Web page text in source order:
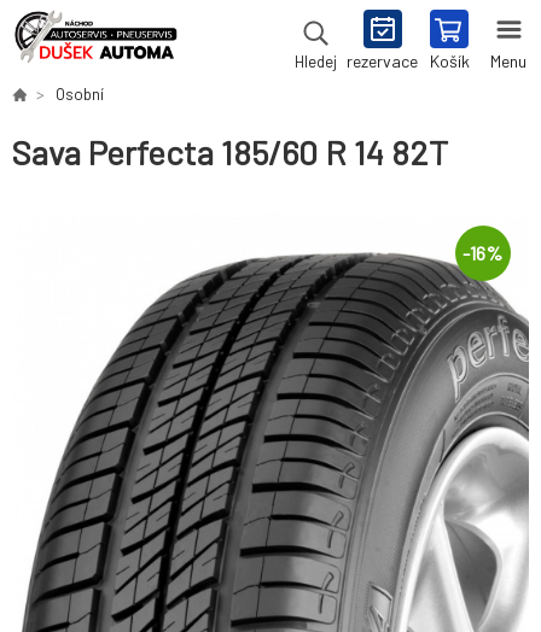
Hledej rezervace Košík Menu
Osobní
Sava Perfecta 185/60 R 14 82T
-16%